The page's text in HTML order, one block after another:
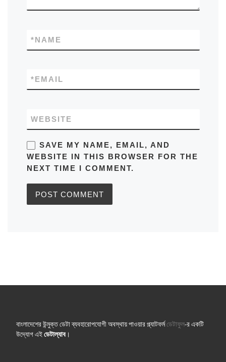
NAME
*
EMAIL
*
WEBSITE
SAVE MY NAME, EMAIL, AND
WEBSITE IN THIS BROWSER FOR THE
NEXT TIME I COMMENT.
বাংলাদেশের উন্মুক্ত ডেটা ব্যবহারোপযোগী অবস্থায় পাওয়ার প্ল্যাটফর্মডেটাফুল-র একটি
উদ্যোগ এইডেটাল্যাব।